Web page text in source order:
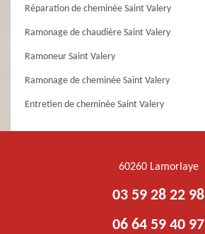
Réparation de cheminée Saint Valery
Ramonage de chaudière Saint Valery
Ramoneur Saint Valery
Ramonage de cheminée Saint Valery
Entretien de cheminée Saint Valery
60260 Lamorlaye
03 59 28 22 98
06 64 59 40 97